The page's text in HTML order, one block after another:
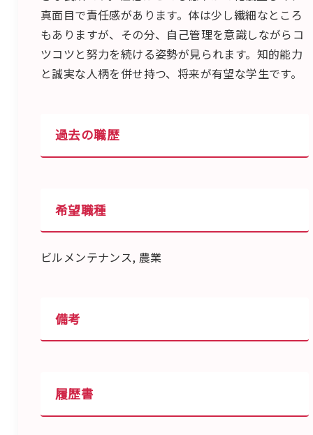
真面目で責任感があります。体は少し繊細なところ
もありますが、その分、自己管理を意識しながらコ
ツコツと努力を続ける姿勢が見られます。知的能力
と誠実な人柄を併せ持つ、将来が有望な学生です。
過去の職歴
希望職種
ビルメンテナンス, 農業
備考
履歴書